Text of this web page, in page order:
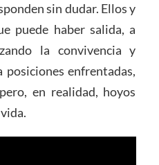
sin dudar. Ellos y
puede haber salida, a
la convivencia y
enfrentadas,
en realidad, hoyos